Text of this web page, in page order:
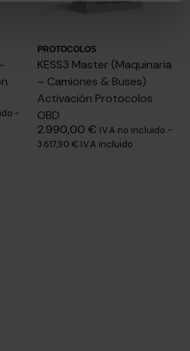
-
PROTOCOLOS
KESS3 Master (Maquinaria
– Camiones & Buses)
Activación Protocolos
OBD
2.990,00€ I.V.A no incluido -
3.617,90€ I.V.A incluido